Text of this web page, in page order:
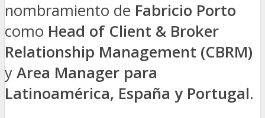
nombramiento de Fabricio Porto
como Head of Client & Broker
Relationship Management (CBRM)
y Area Manager para
Latinoamérica, España y Portugal.